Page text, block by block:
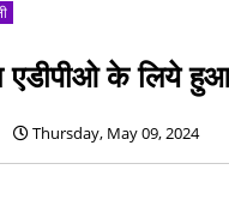
एडीपीओ के लिये
Thursday, May 09, 2024